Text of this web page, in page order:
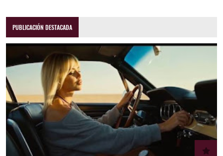
PUBLICACIÓN DESTACADA